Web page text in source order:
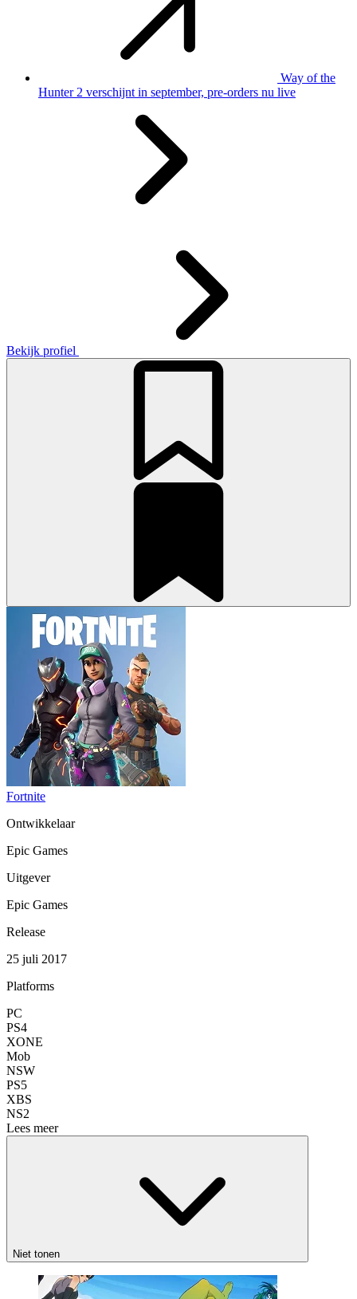
Way of the
Hunter 2 verschijnt in september, pre-orders nu live
Bekijk profiel
Fortnite
Ontwikkelaar
Epic Games
Uitgever
Epic Games
Release
25 juli 2017
Platforms
PC
PS4
XONE
Mob
NSW
PS5
XBS
NS2
Lees meer
Niet tonen